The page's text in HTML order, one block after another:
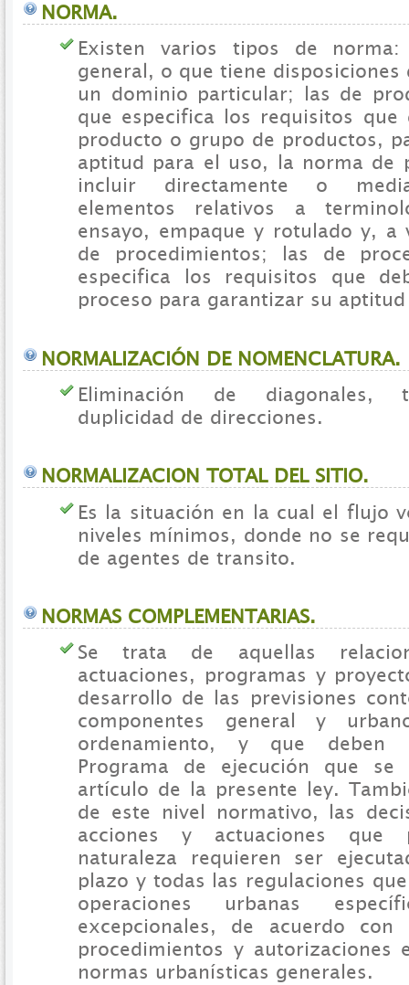
NORMA.
Existen varios tipos de
general, o que tiene disposiciones
un dominio particular; las de
que especifica los requisitos que
producto o grupo de productos,
aptitud para el uso, la norma de
incluir directamente o
elementos relativos a
ensayo, empaque y rotulado y, a
de procedimientos; las de
especifica los requisitos que
proceso para garantizar su
NORMALIZACIÓN DE NOMENCLATURA.
Eliminación de diagonales,
duplicidad de direcciones.
NORMALIZACION TOTAL DEL SITIO.
Es la situación en la cual el flujo
niveles mínimos, donde no se
de agentes de transito.
NORMAS COMPLEMENTARIAS.
Se trata de aquellas
actuaciones, programas y
desarrollo de las previsiones
componentes general y
ordenamiento, y que deben
Programa de ejecución que se
artículo de la presente ley.
de este nivel normativo, las
acciones y actuaciones
naturaleza requieren ser
plazo y todas las regulaciones
operaciones urbanas
excepcionales, de acuerdo con
procedimientos y autorizaciones
normas urbanísticas generales.